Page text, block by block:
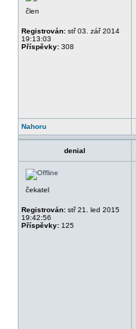
člen
Registrován: stř 03. zář 2014
19:13:03
Příspěvky: 308
Nahoru
denial
čekatel
Registrován: stř 21. led 2015
19:42:56
Příspěvky: 125